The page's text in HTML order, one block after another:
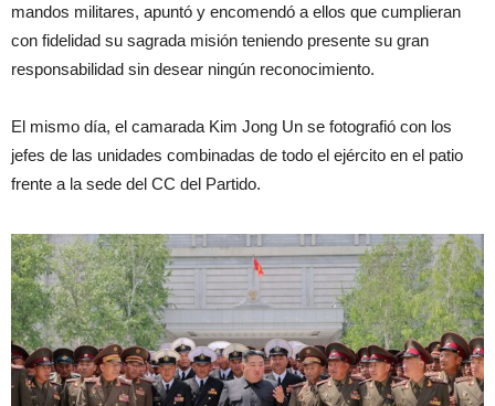
mandos militares, apuntó y encomendó a ellos que cumplieran
con fidelidad su sagrada misión teniendo presente su gran
responsabilidad sin desear ningún reconocimiento.
El mismo día, el camarada Kim Jong Un se fotografió con los
jefes de las unidades combinadas de todo el ejército en el patio
frente a la sede del CC del Partido.